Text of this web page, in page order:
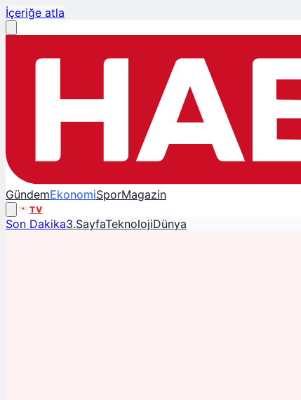
İçeriğe atla
GündemEkonomiSporMagazin
TV
Son Dakika3.SayfaTeknolojiDünya